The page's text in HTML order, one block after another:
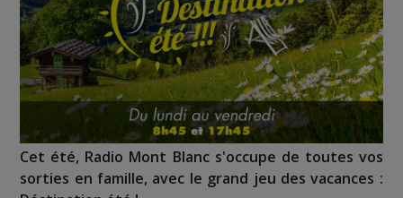
Cet été, Radio Mont Blanc s'occupe de toutes vos
sorties en famille, avec le grand jeu des vacances :